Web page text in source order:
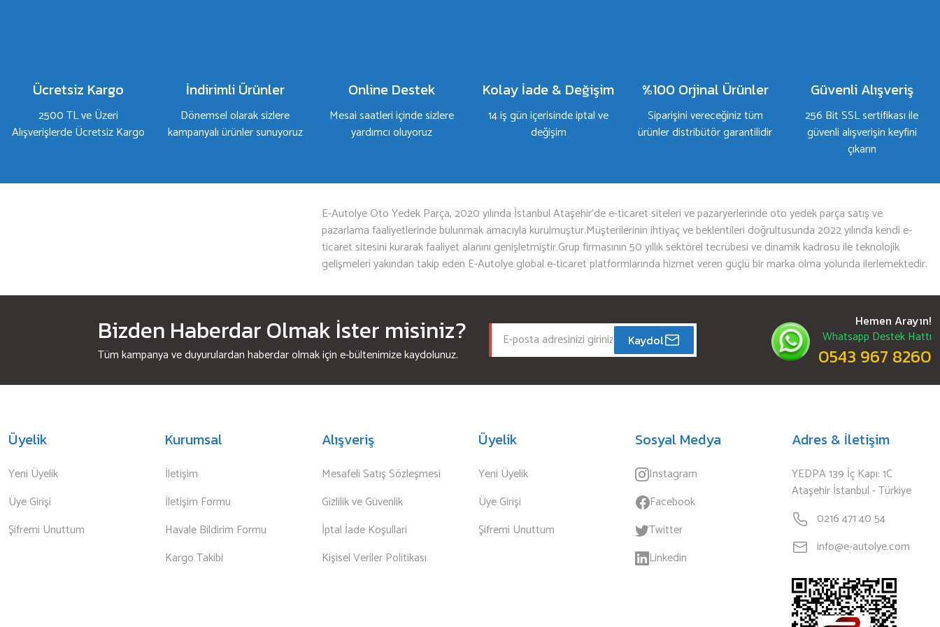
Ücretsiz Kargo
2500 TL ve Üzeri
Alışverişlerde Ücretsiz Kargo
İndirimli Ürünler
Dönemsel olarak sizlere
kampanyalı ürünler sunuyoruz
Online Destek
Mesai saatleri içinde sizlere
yardımcı oluyoruz
Kolay İade & Değişim
14 iş gün içerisinde iptal ve
değişim
%100 Orjinal Ürünler
Siparişini vereceğiniz tüm
ürünler distribütör garantilidir
Güvenli Alışveriş
256 Bit SSL sertifikası ile
güvenli alışverişin keyfini
çıkarın
E-Autolye Oto Yedek Parça, 2020 yılında İstanbul Ataşehir’de e-ticaret siteleri ve pazaryerlerinde oto yedek parça satış ve
pazarlama faaliyetlerinde bulunmak amacıyla kurulmuştur.Müşterilerinin ihtiyaç ve beklentileri doğrultusunda 2022 yılında kendi e-
ticaret sitesini kurarak faaliyet alanını genişletmiştir.Grup firmasının 50 yıllık sektörel tecrübesi ve dinamik kadrosu ile teknolojik
gelişmeleri yakından takip eden E-Autolye global e-ticaret platformlarında hizmet veren güçlü bir marka olma yolunda ilerlemektedir.
Bizden Haberdar Olmak İster misiniz?
Tüm kampanya ve duyurulardan haberdar olmak için e-bültenimize kaydolunuz.
Kaydol
Hemen Arayın!
Whatsapp Destek Hattı
0543 967 8260
Üyelik
Yeni Üyelik
Üye Girişi
Şifremi Unuttum
Kurumsal
İletişim
İletişim Formu
Havale Bildirim Formu
Kargo Takibi
Alışveriş
Mesafeli Satış Sözleşmesi
Gizlilik ve Güvenlik
İptal İade Koşullari
Kişisel Veriler Politikası
Üyelik
Yeni Üyelik
Üye Girişi
Şifremi Unuttum
Sosyal Medya
Instagram
Facebook
Twitter
Linkedin
Adres & İletişim
YEDPA 139 İç Kapı: 1C
Ataşehir İstanbul - Türkiye
0216 471 40 54
info@e-autolye.com